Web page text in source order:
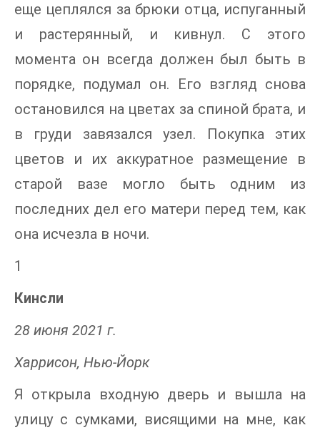
еще цеплялся за брюки отца, испуганный
и растерянный, и кивнул. С этого
момента он всегда должен был быть в
порядке, подумал он. Его взгляд снова
остановился на цветах за спиной брата, и
в груди завязался узел. Покупка этих
цветов и их аккуратное размещение в
старой вазе могло быть одним из
последних дел его матери перед тем, как
она исчезла в ночи.
1
Кинсли
28 июня 2021 г.
Харрисон, Нью-Йорк
Я открыла входную дверь и вышла на
улицу с сумками, висящими на мне, как